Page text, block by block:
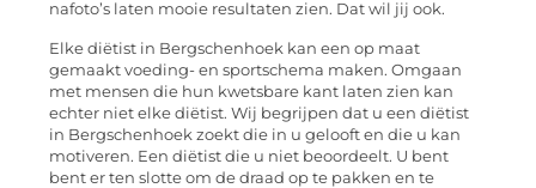
nafoto’s laten mooie resultaten zien. Dat wil jij ook.
Elke diëtist in Bergschenhoek kan een op maat
gemaakt voeding- en sportschema maken. Omgaan
met mensen die hun kwetsbare kant laten zien kan
echter niet elke diëtist. Wij begrijpen dat u een diëtist
in Bergschenhoek zoekt die in u gelooft en die u kan
motiveren. Een diëtist die u niet beoordeelt. U bent
bent er ten slotte om de draad op te pakken en te